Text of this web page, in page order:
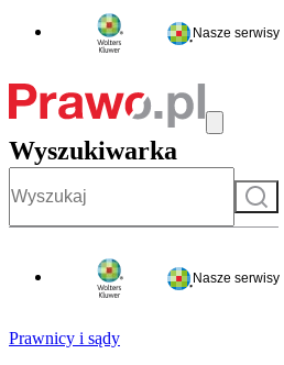
Nasze serwisy
Wyszukiwarka
Szukaj
Nasze serwisy
Prawnicy i sądy